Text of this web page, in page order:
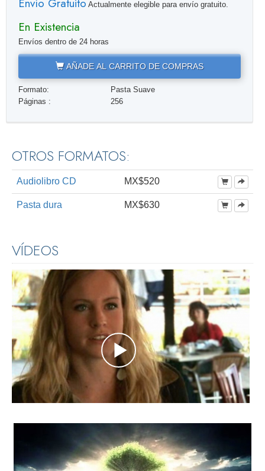
Envío Gratuito Actualmente elegible para envío gratuito.
En Existencia
Envíos dentro de 24 horas
AÑADE AL CARRITO DE COMPRAS
Formato:
Pasta Suave
Páginas :
256
OTROS FORMATOS:
Audiolibro CD MX$520
Pasta dura MX$630
VÍDEOS